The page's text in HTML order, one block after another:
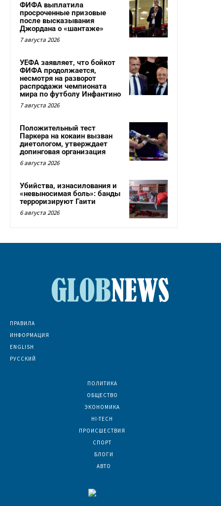
ФИФА выплатила
просроченные призовые
после высказывания
Джордана о «шантаже»
7 августа 2026
УЕФА заявляет, что бойкот
ФИФА продолжается,
несмотря на разворот
распродажи чемпионата
мира по футболу Инфантино
7 августа 2026
Положительный тест
Паркера на кокаин вызван
диетологом, утверждает
допинговая организация
6 августа 2026
Убийства, изнасилования и
«невыносимая боль»: банды
терроризируют Гаити
6 августа 2026
ПРАВИЛА
ИНФОРМАЦИЯ
ENGLISH
РУССКИЙ
ПОЛИТИКА
ОБЩЕСТВО
ЭКОНОМИКА
HI-TECH
ПРОИСШЕСТВИЯ
СПОРТ
БЛОГИ
АВТО